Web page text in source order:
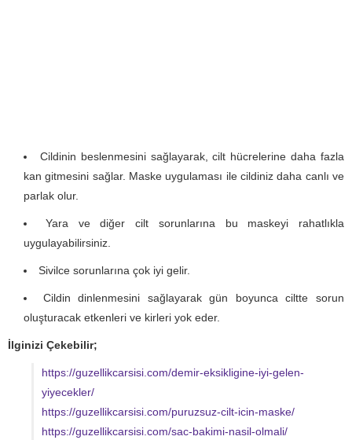
Cildinin beslenmesini sağlayarak, cilt hücrelerine daha fazla
kan gitmesini sağlar. Maske uygulaması ile cildiniz daha canlı ve
parlak olur.
Yara ve diğer cilt sorunlarına bu maskeyi rahatlıkla
uygulayabilirsiniz.
Sivilce sorunlarına çok iyi gelir.
Cildin dinlenmesini sağlayarak gün boyunca ciltte sorun
oluşturacak etkenleri ve kirleri yok eder.
İlginizi Çekebilir;
https://guzellikcarsisi.com/demir-eksikligine-iyi-gelen-
yiyecekler/
https://guzellikcarsisi.com/puruzsuz-cilt-icin-maske/
https://guzellikcarsisi.com/sac-bakimi-nasil-olmali/